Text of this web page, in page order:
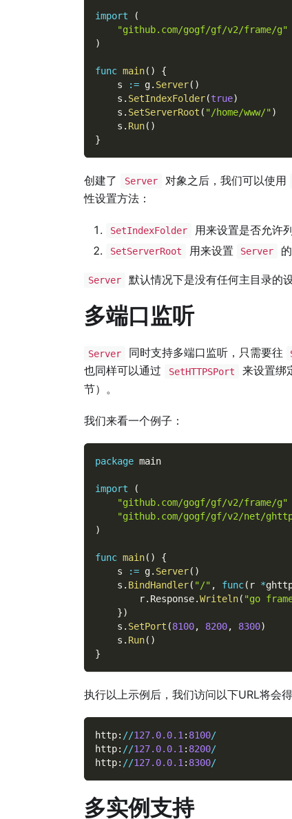
import
(
"github.com/gogf/gf/v2/frame/g"
)
func main( )
{
    s
:= g. Server( )
    s
. SetIndexFolder(true)
    s
. SetServerRoot ( "/home/www/")
    s
. Run( )
}
创建了 Server 对象之后，我们可以使用
性设置方法：
SetIndexFolder 用来设置是否允许
SetServerRoot 用来设置 Server
Server 默认情况下是没有任何主目录的
多端口监听
Server 同时支持多端口监听，只需要往
也同样可以通过
SetHTTPSPort 来设置绑
节）。
我们来看一个例子：
package main
import
(
"github.com/gogf/gf/v2/frame/g"
"github.com/gogf/gf/v2/net/
)
func main( )
{
    s
:= g. Server( )
    s
. BindHandler( "/" , func( r *
        r
. Response.Writeln( "go
})
    s
. SetPort (8100, 8200, 8300)
    s
. Run( )
}
执行以上示例后，我们访问以下URL将会
http: //127.0.0.1 : 8100/
http: //127.0.0.1 : 8200/
http: //127.0.0.1 : 8300/
多实例支持